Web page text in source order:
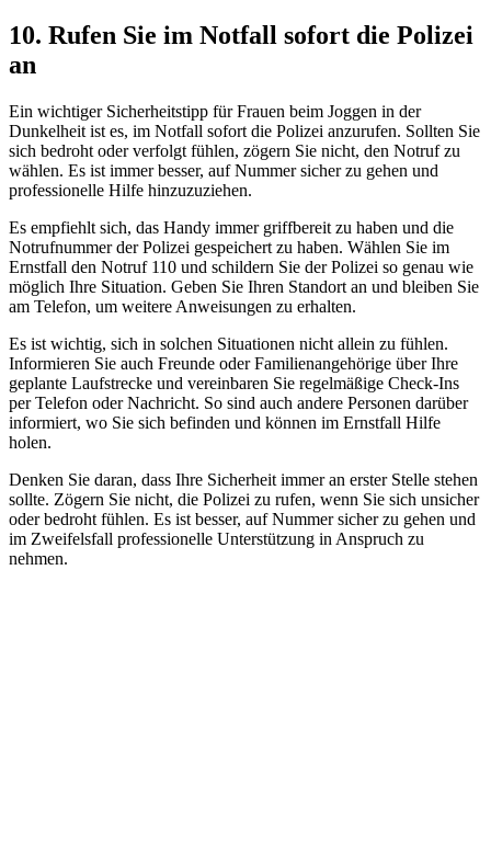
10. Rufen Sie im Notfall sofort die Polizei
an
Ein wichtiger Sicherheitstipp für Frauen beim Joggen in der
Dunkelheit ist es, im Notfall sofort die Polizei anzurufen. Sollten Sie
sich bedroht oder verfolgt fühlen, zögern Sie nicht, den Notruf zu
wählen. Es ist immer besser, auf Nummer sicher zu gehen und
professionelle Hilfe hinzuzuziehen.
Es empfiehlt sich, das Handy immer griffbereit zu haben und die
Notrufnummer der Polizei gespeichert zu haben. Wählen Sie im
Ernstfall den Notruf 110 und schildern Sie der Polizei so genau wie
möglich Ihre Situation. Geben Sie Ihren Standort an und bleiben Sie
am Telefon, um weitere Anweisungen zu erhalten.
Es ist wichtig, sich in solchen Situationen nicht allein zu fühlen.
Informieren Sie auch Freunde oder Familienangehörige über Ihre
geplante Laufstrecke und vereinbaren Sie regelmäßige Check-Ins
per Telefon oder Nachricht. So sind auch andere Personen darüber
informiert, wo Sie sich befinden und können im Ernstfall Hilfe
holen.
Denken Sie daran, dass Ihre Sicherheit immer an erster Stelle stehen
sollte. Zögern Sie nicht, die Polizei zu rufen, wenn Sie sich unsicher
oder bedroht fühlen. Es ist besser, auf Nummer sicher zu gehen und
im Zweifelsfall professionelle Unterstützung in Anspruch zu
nehmen.